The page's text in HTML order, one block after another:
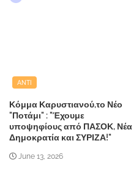
ANTI
Κόμμα Καρυστιανού,το Νέο
"Ποτάμι" : "Έχουμε
υποψηφίους από ΠΑΣΟΚ, Νέα
Δημοκρατία και ΣΥΡΙΖΑ!"
June 13, 2026